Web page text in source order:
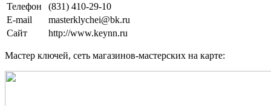
Телефон
(831) 410-29-10
E-mail
masterklychei@bk.ru
Сайт
http://www.keynn.ru
Мастер ключей, сеть магазинов-мастерских на карте: